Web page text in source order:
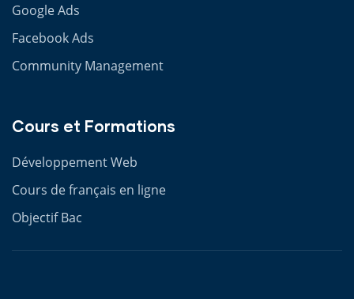
Google Ads
Facebook Ads
Community Management
Cours et Formations
Développement Web
Cours de français en ligne
Objectif Bac